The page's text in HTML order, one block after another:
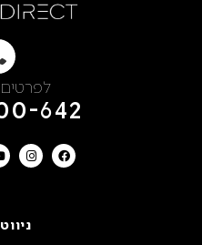
לפרטים
642